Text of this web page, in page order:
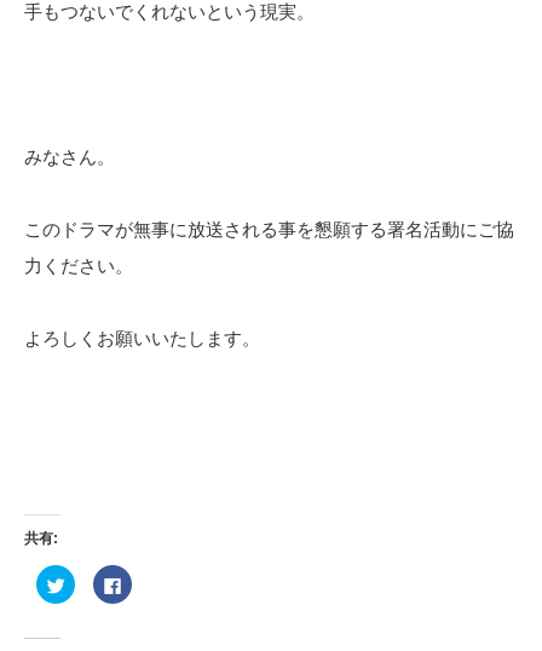
手もつないでくれないという現実。
みなさん。
このドラマが無事に放送される事を懇願する署名活動にご協
力ください。
よろしくお願いいたします。
共有:
ク
リ
Facebook
で